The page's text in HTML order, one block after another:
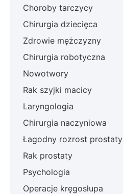
Choroby tarczycy
Chirurgia dziecięca
Zdrowie mężczyzny
Chirurgia robotyczna
Nowotwory
Rak szyjki macicy
Laryngologia
Chirurgia naczyniowa
Łagodny rozrost prostaty
Rak prostaty
Psychologia
Operacje kręgosłupa